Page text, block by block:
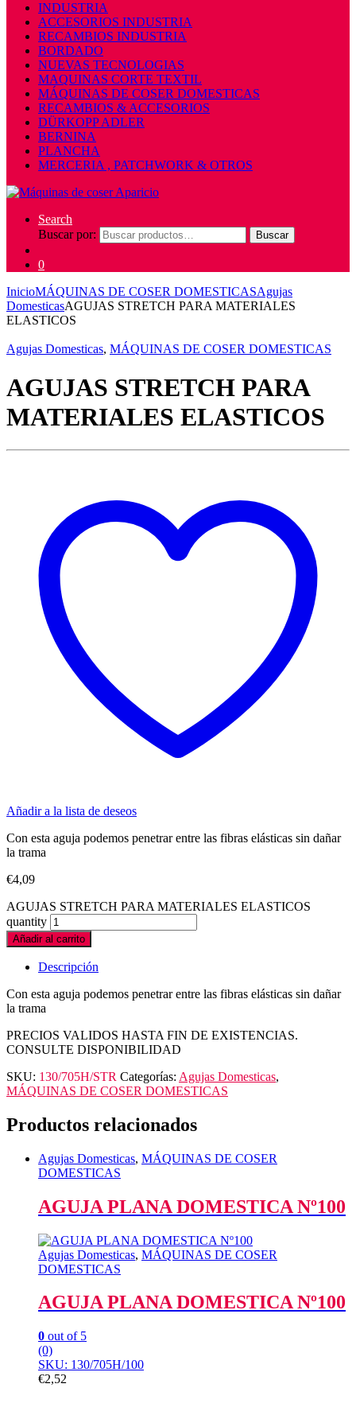
INDUSTRIA
ACCESORIOS INDUSTRIA
RECAMBIOS INDUSTRIA
BORDADO
NUEVAS TECNOLOGIAS
MAQUINAS CORTE TEXTIL
MÁQUINAS DE COSER DOMESTICAS
RECAMBIOS & ACCESORIOS
DÜRKOPP ADLER
BERNINA
PLANCHA
MERCERIA , PATCHWORK & OTROS
Search
Buscar por:
Buscar
0
InicioMÁQUINAS DE COSER DOMESTICASAgujas
DomesticasAGUJAS STRETCH PARA MATERIALES
ELASTICOS
Agujas Domesticas, MÁQUINAS DE COSER DOMESTICAS
AGUJAS STRETCH PARA
MATERIALES ELASTICOS
Añadir a la lista de deseos
Con esta aguja podemos penetrar entre las fibras elásticas sin dañar
la trama
€4,09
AGUJAS STRETCH PARA MATERIALES ELASTICOS
quantity
Añadir al carrito
Descripción
Con esta aguja podemos penetrar entre las fibras elásticas sin dañar
la trama
PRECIOS VALIDOS HASTA FIN DE EXISTENCIAS.
CONSULTE DISPONIBILIDAD
SKU: 130/705H/STR Categorías: Agujas Domesticas,
MÁQUINAS DE COSER DOMESTICAS
Productos relacionados
Agujas Domesticas, MÁQUINAS DE COSER
DOMESTICAS
AGUJA PLANA DOMESTICA Nº100
Agujas Domesticas, MÁQUINAS DE COSER
DOMESTICAS
AGUJA PLANA DOMESTICA Nº100
0 out of 5
(0)
SKU: 130/705H/100
€2,52